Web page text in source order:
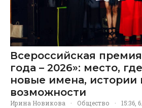
Всероссийская
года – 2026»: место,
новые имена, истории
возможности
Ирина Новикова · Общество · 15:36,